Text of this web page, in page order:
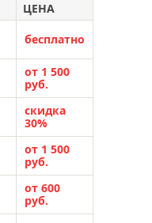
ЦЕНА
бесплатно
от 1 500
руб.
скидка
30%
от 1 500
руб.
от 600
руб.